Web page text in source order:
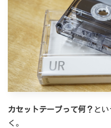
カセットテープって何？ と
く。